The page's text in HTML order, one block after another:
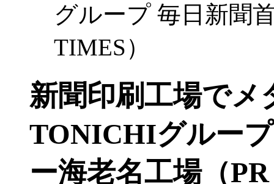
グループ 毎日新聞
TIMES）
新聞印刷工場で
TONICHIグルー
ー海老名工場（